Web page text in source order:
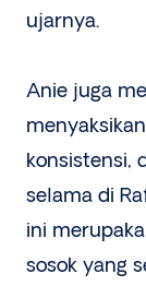
ujarnya.
Anie juga
konsistensi,
selama di
ini
sosok yang